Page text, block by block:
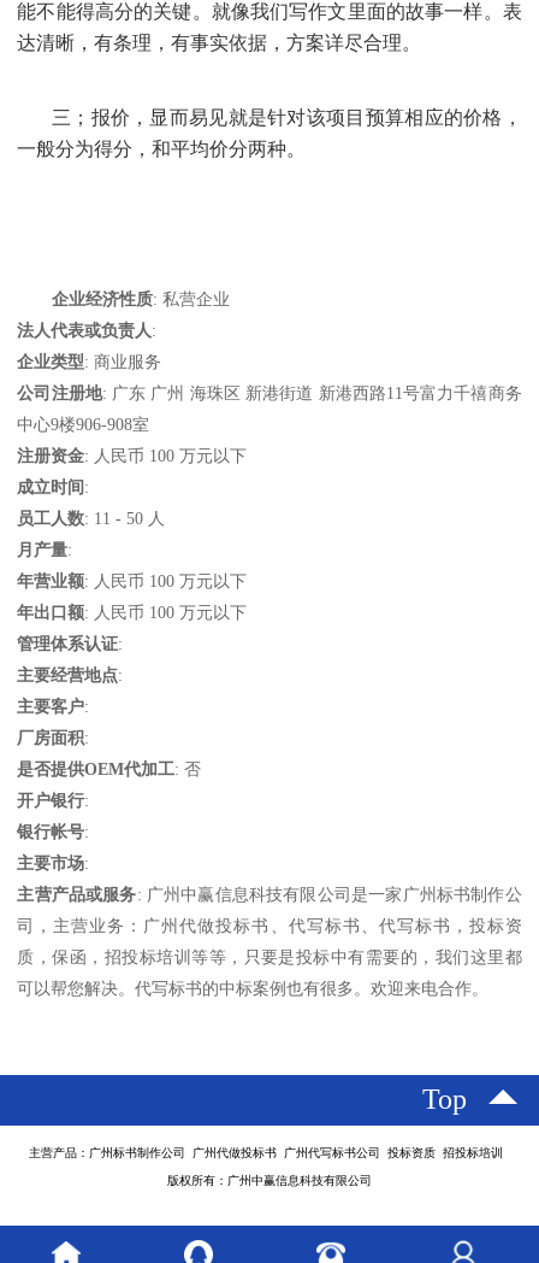
能不能得高分的关键。就像我们写作文里面的故事一样。表
达清晰，有条理，有事实依据，方案详尽合理。
三；报价，显而易见就是针对该项目预算相应的价格，
一般分为得分，和平均价分两种。
企业经济性质: 私营企业
法人代表或负责人:
企业类型: 商业服务
公司注册地: 广东 广州 海珠区 新港街道 新港西路11号富力千禧商务
中心9楼906-908室
注册资金: 人民币 100 万元以下
成立时间:
员工人数: 11 - 50 人
月产量:
年营业额: 人民币 100 万元以下
年出口额: 人民币 100 万元以下
管理体系认证:
主要经营地点:
主要客户:
厂房面积:
是否提供OEM代加工: 否
开户银行:
银行帐号:
主要市场:
主营产品或服务: 广州中赢信息科技有限公司是一家广州标书制作公
司，主营业务：广州代做投标书、代写标书、代写标书，投标资
质，保函，招投标培训等等，只要是投标中有需要的，我们这里都
可以帮您解决。代写标书的中标案例也有很多。欢迎来电合作。
Top
主营产品：广州标书制作公司 广州代做投标书 广州代写标书公司 投标资质 招投标培训
版权所有：广州中赢信息科技有限公司